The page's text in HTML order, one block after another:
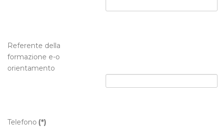
Referente della
formazione e-o
orientamento
Telefono (*)